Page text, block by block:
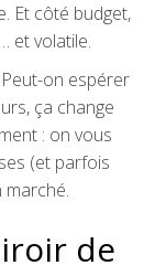
Et côté budget,
et volatile.
on espérer
ça change
: on vous
(et parfois
de